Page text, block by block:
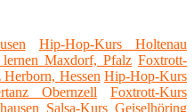
Hip-Hop-Kurs Holtenau
lernen Maxdorf, Pfalz Foxtrott-
Hessen Hip-Hop-Kurs
Obernzell
Foxtrott-Kurs
Salsa-Kurs Geiselhöring